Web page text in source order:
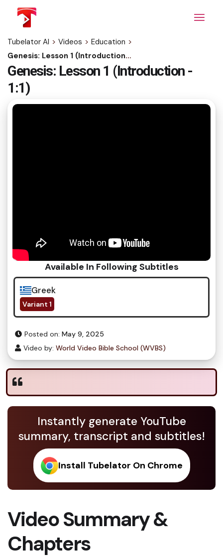
content
Tubelator AI > Videos > Education >
Genesis: Lesson 1 (Introduction - 1:1)
Genesis: Lesson 1 (Introduction -
1:1)
Available In Following Subtitles
Greek
Variant 1
Posted on: May 9, 2025
Video by: World Video Bible School (WVBS)
Instantly generate YouTube
summary, transcript and subtitles!
Install Tubelator On Chrome
Video Summary &
Chapters